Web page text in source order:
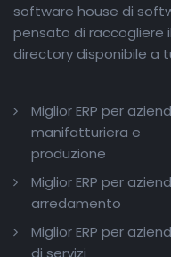
software house di
pensato di raccogliere
directory disponibile a
Miglior ERP per
manifatturiera e
produzione
Miglior ERP per
arredamento
Miglior ERP per
di servizi